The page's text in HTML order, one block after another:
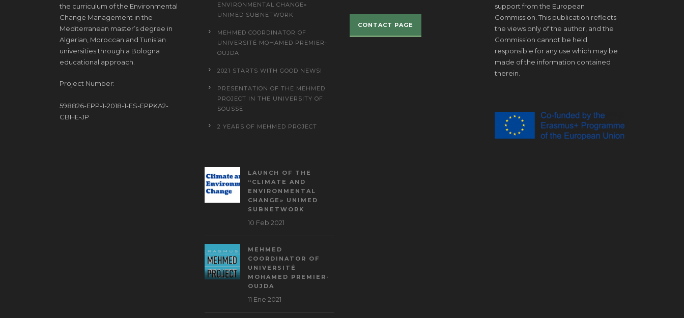
the curriculum of the Environmental
Change Management in the
Mediterranean master’s degree in
Algerian, Moroccan and Tunisian
universities through a Bologna
educational approach.
Project Number:
598826-EPP-1-2018-1-ES-EPPKA2-
CBHE-JP
ENVIRONMENTAL CHANGE»
UNIMED SUBNETWORK
MEHMED COORDINATOR OF
UNIVERSITÉ MOHAMED PREMIER-
OUJDA
2021 STARTS WITH GOOD NEWS!
PRESENTATION OF THE MEHMED
PROJECT IN THE UNIVERSITY OF
SOUSSE
2 YEARS OF MEHMED PROJECT
LAUNCH OF THE
“CLIMATE AND
ENVIRONMENTAL
CHANGE» UNIMED
SUBNETWORK
10 Feb 2021
MEHMED
COORDINATOR OF
UNIVERSITÉ
MOHAMED PREMIER-
OUJDA
11 Ene 2021
CONTACT PAGE
support from the European
Commission. This publication reflects
the views only of the author, and the
Commission cannot be held
responsible for any use which may be
made of the information contained
therein.